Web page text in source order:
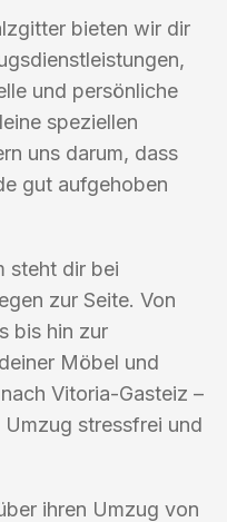
bieten wir dir
und persönliche
speziellen
uns darum, dass
gut aufgehoben
steht dir bei
zur Seite. Von
bis hin zur
Möbel und
Vitoria-Gasteiz –
stressfrei und
ihren Umzug von